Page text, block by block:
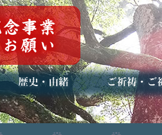
歴史・ご祭神
年中行事
メディア掲載 ご祈祷・ご祈
安産祈願
初宮参り
七五三詣
長寿のお祝い
神前結婚式
厄祓い・方位
車のお祓い
地鎮祭
神葬祭（神式